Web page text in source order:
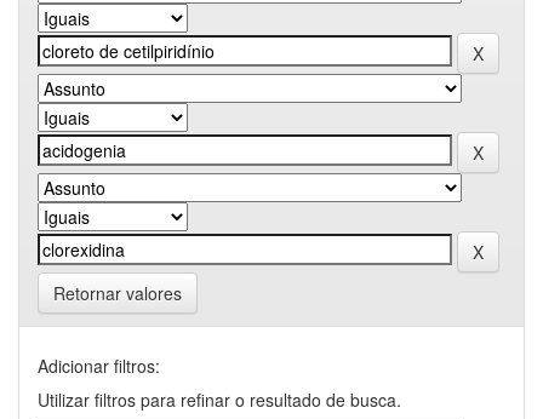
Retornar valores
Adicionar filtros:
Utilizar filtros para refinar o resultado de busca.